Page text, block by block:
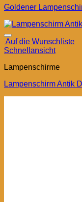
Goldener
Auf die Wunschliste
Schnellansicht
Lampenschirme
Lampenschirm Antik